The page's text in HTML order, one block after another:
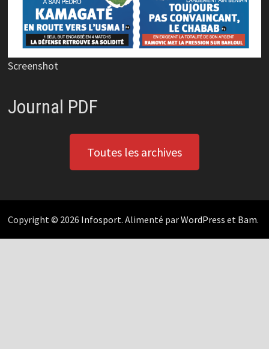
Screenshot
Journal PDF
Toutes les archives
Copyright © 2026 Infosport. Alimenté parWordPress et Bam.